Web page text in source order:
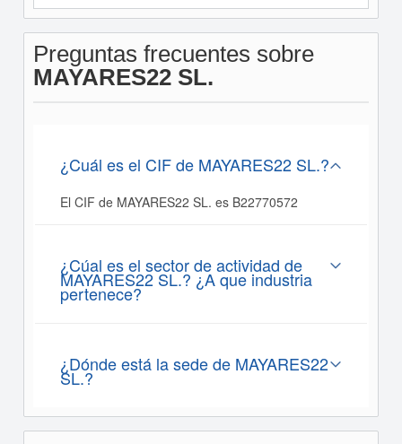
Preguntas frecuentes sobre
MAYARES22 SL.
¿Cuál es el CIF de MAYARES22 SL.?
El CIF de MAYARES22 SL. es B22770572
¿Cúal es el sector de actividad de
MAYARES22 SL.? ¿A que industria
pertenece?
¿Dónde está la sede de MAYARES22
SL.?